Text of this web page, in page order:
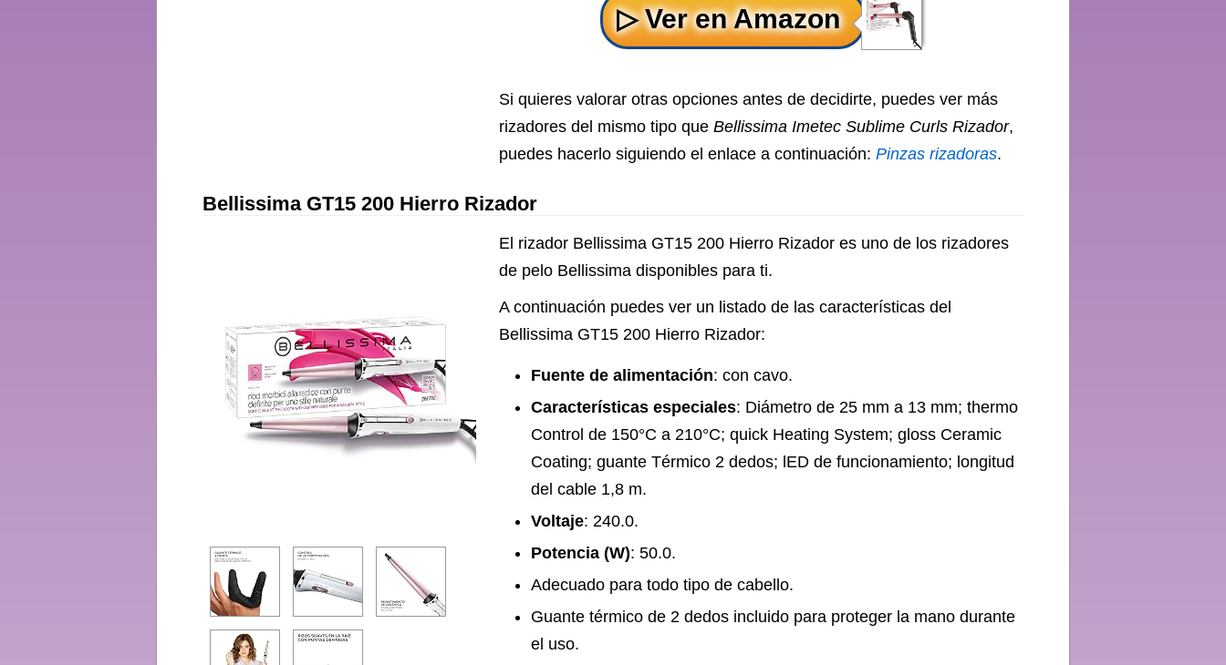
Si quieres valorar otras opciones antes de decidirte, puedes ver más
rizadores del mismo tipo que Bellissima Imetec Sublime Curls Rizador,
puedes hacerlo siguiendo el enlace a continuación: Pinzas rizadoras.
Bellissima GT15 200 Hierro Rizador
El rizador Bellissima GT15 200 Hierro Rizador es uno de los rizadores
de pelo Bellissima disponibles para ti.
A continuación puedes ver un listado de las características del
Bellissima GT15 200 Hierro Rizador:
Fuente de alimentación: con cavo.
Características especiales: Diámetro de 25 mm a 13 mm; thermo
Control de 150°C a 210°C; quick Heating System; gloss Ceramic
Coating; guante Térmico 2 dedos; lED de funcionamiento; longitud
del cable 1,8 m.
Voltaje: 240.0.
Potencia (W): 50.0.
Adecuado para todo tipo de cabello.
Guante térmico de 2 dedos incluido para proteger la mano durante
el uso.